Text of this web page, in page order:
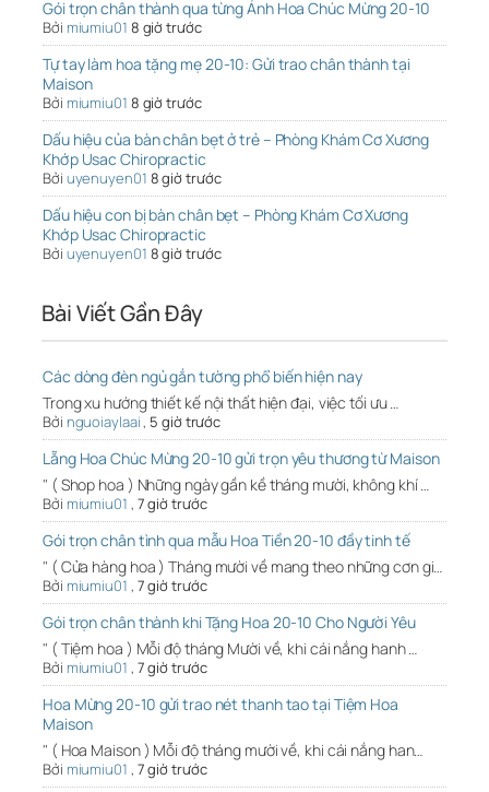
Gói trọn chân thành qua từng Ảnh Hoa Chúc Mừng 20-10
Bởi miumiu01 8 giờ trước
Tự tay làm hoa tặng mẹ 20-10: Gửi trao chân thành tại
Maison
Bởi miumiu01 8 giờ trước
Dấu hiệu của bàn chân bẹt ở trẻ – Phòng Khám Cơ Xương
Khớp Usac Chiropractic
Bởi uyenuyen01 8 giờ trước
Dấu hiệu con bị bàn chân bẹt – Phòng Khám Cơ Xương
Khớp Usac Chiropractic
Bởi uyenuyen01 8 giờ trước
Bài Viết Gần Đây
Các dòng đèn ngủ gắn tường phổ biến hiện nay
Trong xu hướng thiết kế nội thất hiện đại, việc tối ưu …
Bởi nguoiaylaai, 5 giờ trước
Lẵng Hoa Chúc Mừng 20-10 gửi trọn yêu thương từ Maison
" ( Shop hoa ) Những ngày gần kề tháng mười, không khí …
Bởi miumiu01 , 7 giờ trước
Gói trọn chân tình qua mẫu Hoa Tiền 20-10 đầy tinh tế
" ( Cửa hàng hoa ) Tháng mười về mang theo những cơn gi…
Bởi miumiu01 , 7 giờ trước
Gói trọn chân thành khi Tặng Hoa 20-10 Cho Người Yêu
" ( Tiệm hoa ) Mỗi độ tháng Mười về, khi cái nắng hanh …
Bởi miumiu01 , 7 giờ trước
Hoa Mừng 20-10 gửi trao nét thanh tao tại Tiệm Hoa
Maison
" ( Hoa Maison ) Mỗi độ tháng mười về, khi cái nắng han…
Bởi miumiu01 , 7 giờ trước